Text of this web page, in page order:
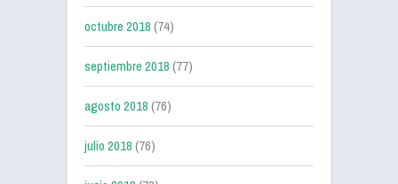
octubre 2018(74)
septiembre 2018(77)
agosto 2018(76)
julio 2018(76)